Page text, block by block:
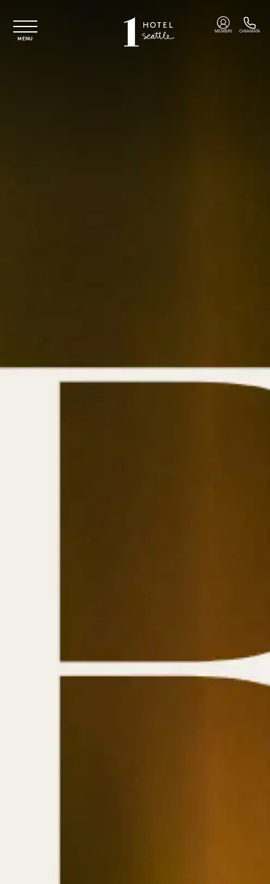
MENU
MEMBRI CHIAMATA